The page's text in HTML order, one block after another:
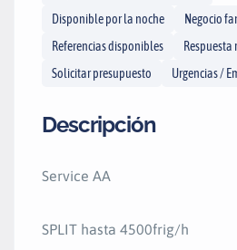
Disponible por la noche
Negocio
Referencias disponibles
Respuesta
Solicitar presupuesto
Urgencias /
Descripción
Service AA
SPLIT hasta 4500frig/h